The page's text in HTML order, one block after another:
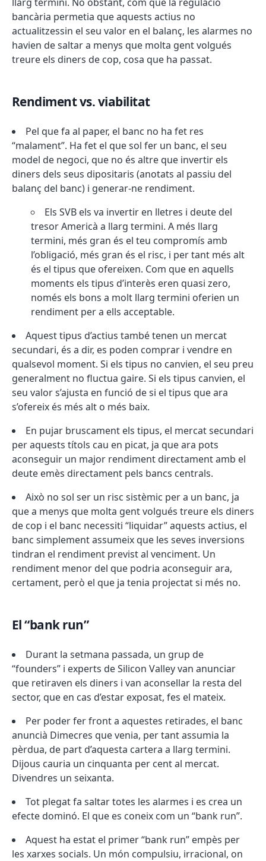
bancària permetia que aquests actius no
actualitzessin el seu valor en el balanç, les alarmes no
havien de saltar a menys que molta gent volgués
treure els diners de cop, cosa que ha passat.
Rendiment vs. viabilitat
Pel que fa al paper, el banc no ha fet res
“malament”. Ha fet el que sol fer un banc, el seu
model de negoci, que no és altre que invertir els
diners dels seus dipositaris (anotats al passiu del
balanç del banc) i generar-ne rendiment.
Els SVB els va invertir en lletres i deute del
tresor Americà a llarg termini. A més llarg
termini, més gran és el teu compromís amb
l’obligació, més gran és el risc, i per tant més alt
és el tipus que ofereixen. Com que en aquells
moments els tipus d’interès eren quasi zero,
només els bons a molt llarg termini oferien un
rendiment per a ells acceptable.
Aquest tipus d’actius també tenen un mercat
secundari, és a dir, es poden comprar i vendre en
qualsevol moment. Si els tipus no canvien, el seu preu
generalment no fluctua gaire. Si els tipus canvien, el
seu valor s’ajusta en funció de si el tipus que ara
s’ofereix és més alt o més baix.
En pujar bruscament els tipus, el mercat secundari
per aquests títols cau en picat, ja que ara pots
aconseguir un major rendiment directament amb el
deute emès directament pels bancs centrals.
Això no sol ser un risc sistèmic per a un banc, ja
que a menys que molta gent volgués treure els diners
de cop i el banc necessiti “liquidar” aquests actius, el
banc simplement assumeix que les seves inversions
tindran el rendiment previst al venciment. Un
rendiment menor del que podria aconseguir ara,
certament, però el que ja tenia projectat si més no.
El “bank run”
Durant la setmana passada, un grup de
“founders” i experts de Silicon Valley van anunciar
que retiraven els diners i van aconsellar la resta del
sector, que en cas d’estar exposat, fes el mateix.
Per poder fer front a aquestes retirades, el banc
anuncià Dimecres que venia, per tant assumia la
pèrdua, de part d’aquesta cartera a llarg termini.
Dijous cauria un cinquanta per cent al mercat.
Divendres un seixanta.
Tot plegat fa saltar totes les alarmes i es crea un
efecte dominó. El que es coneix com un “bank run”.
Aquest ha estat el primer “bank run” empès per
les xarxes socials. Un món compulsiu, irracional, on